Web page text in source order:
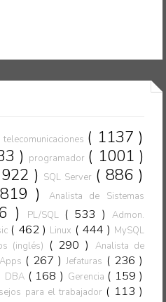
telecomunicaciones ( 1137 )
) programador ( 1001 )
) SQL Server ( 886 )
) Analista de Sistemas
) PL/SQL ( 533 )Admon.
( 462 ) Linux ( 444 ) MySQL
(inglés) ( 290 )
Analista de
( 267 )Jefaturas ( 236 )
DBA ( 168 ) Gerencia ( 159 )
para el trabajador ( 113 )